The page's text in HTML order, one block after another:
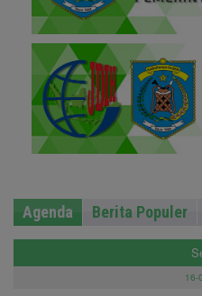
Agenda Berita Populer
16-